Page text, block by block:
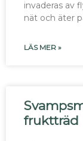
invaderas av
nät och äter
LÄS MER »
fruktträd